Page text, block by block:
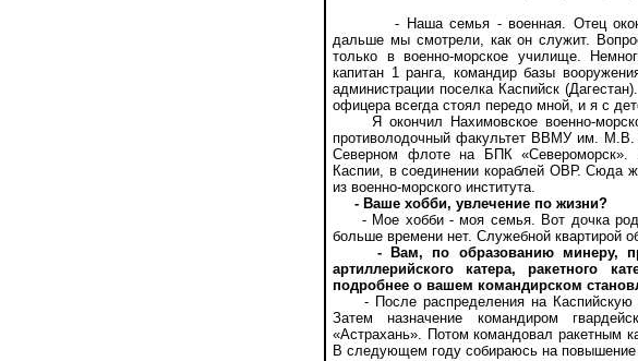
- Наша семья - военная. Отец
дальше мы смотрели, как он служит.
только в военно-морское училище.
капитан 1 ранга, командир базы
администрации поселка Каспийск
офицера всегда стоял передо мной, и я с
Я окончил Нахимовское военно-
противолодочный факультет ВВМУ им. М.В.
Северном флоте на БПК «Североморск».
Каспии, в соединении кораблей ОВР. Сюда
из военно-морского института.
- Ваше хобби, увлечение по жизни?
- Мое хобби - моя семья. Вот дочка
больше времени нет. Служебной квартирой
- Вам, по образованию минеру,
артиллерийского катера, ракетного
подробнее о вашем командирском
- После распределения на Каспийскую
Затем назначение командиром
«Астрахань». Потом командовал ракетным
В следующем году собираюсь на повышение